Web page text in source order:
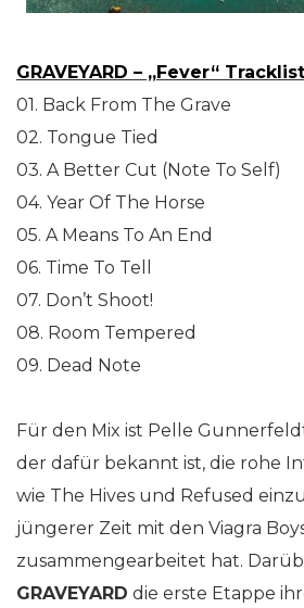
GRAVEYARD – „Fever“ Tracklist
01. Back From The Grave
02. Tongue Tied
03. A Better Cut (Note To Self)
04. Year Of The Horse
05. A Means To An End
06. Time To Tell
07. Don’t Shoot!
08. Room Tempered
09. Dead Note
Für den Mix ist Pelle
der dafür bekannt ist, die rohe
wie The Hives und Refused
jüngerer Zeit mit den Viagra
zusammengearbeitet hat.
GRAVEYARD die erste Etappe